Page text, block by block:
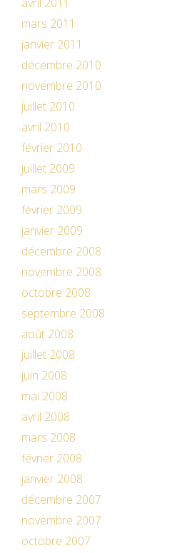
mars 2011
janvier 2011
décembre 2010
novembre 2010
juillet 2010
avril 2010
février 2010
juillet 2009
mars 2009
février 2009
janvier 2009
décembre 2008
novembre 2008
octobre 2008
septembre 2008
août 2008
juillet 2008
juin 2008
mai 2008
avril 2008
mars 2008
février 2008
janvier 2008
décembre 2007
novembre 2007
octobre 2007